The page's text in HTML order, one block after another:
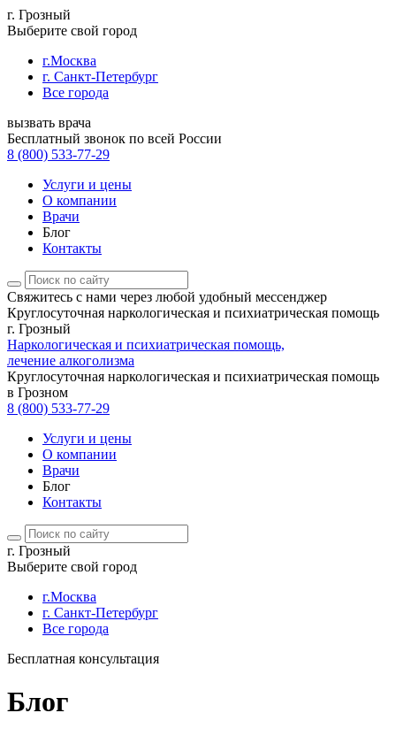
г. Грозный
Выберите свой город
г.Москва
г. Санкт-Петербург
Все города
вызвать врача
Бесплатный звонок по всей России
8 (800) 533-77-29
Услуги и цены
О компании
Врачи
Блог
Контакты
Свяжитесь с нами через любой удобный мессенджер
Круглосуточная наркологическая и психиатрическая помощь
г. Грозный
Наркологическая и психиатрическая помощь,
лечение алкоголизма
Круглосуточная наркологическая и психиатрическая помощь
в Грозном
8 (800) 533-77-29
Услуги и цены
О компании
Врачи
Блог
Контакты
г. Грозный
Выберите свой город
г.Москва
г. Санкт-Петербург
Все города
Бесплатная консультация
Блог